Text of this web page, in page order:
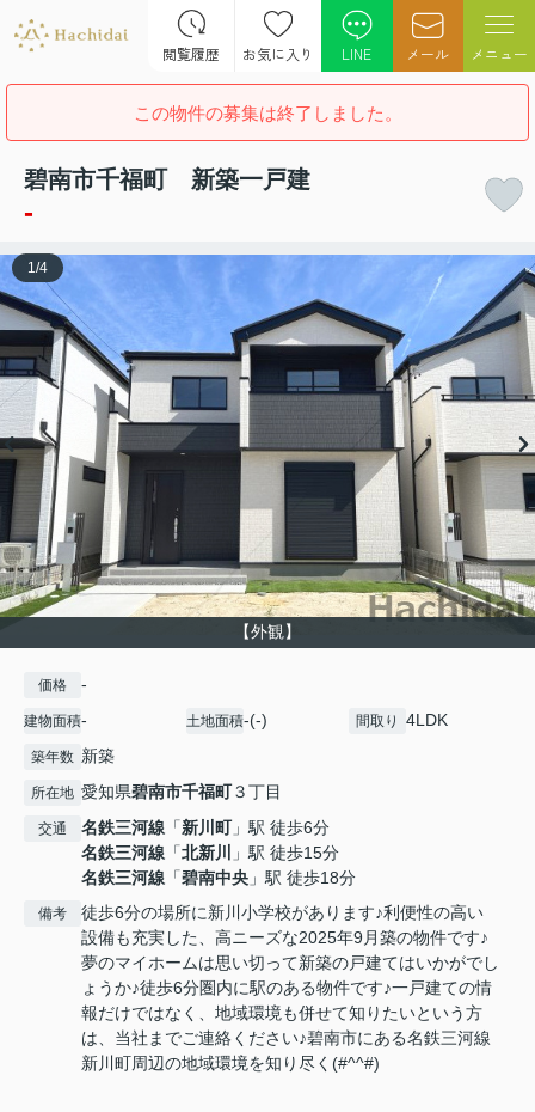
閲覧履歴 お気に入り LINE メール メニュー
この物件の募集は終了しました。
碧南市千福町 新築一戸建
-
【外観】
1 /4
価格 -
建物面積- 土地面積-(-) 間取り 4LDK
築年数 新築
所在地 愛知県碧南市千福町３丁目
交通 名鉄三河線 「新川町」駅 徒歩6分
名鉄三河線 「北新川
」駅 徒歩15分
名鉄三河線 「碧南中央 」駅 徒歩18分
備考
徒歩6分の場所に新川小学校があります♪利便性の高い
設備も充実した、高ニーズな2025年9月築の物件です♪
夢のマイホームは思い切って新築の戸建てはいかがでし
ょうか♪徒歩6分圏内に駅のある物件です♪一戸建ての情
報だけではなく、地域環境も併せて知りたいという方
は、当社までご連絡ください♪碧南市にある名鉄三河線
新川町周辺の地域環境を知り尽く(#^^#)